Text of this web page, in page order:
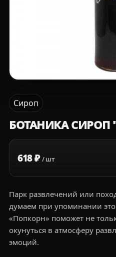
Сироп
БОТАНИКА СИРОП
618 ₽/ шт
Парк развлечений или
думаем при упоминании
«Попкорн» поможет не
окунуться в атмосферу
эмоций.